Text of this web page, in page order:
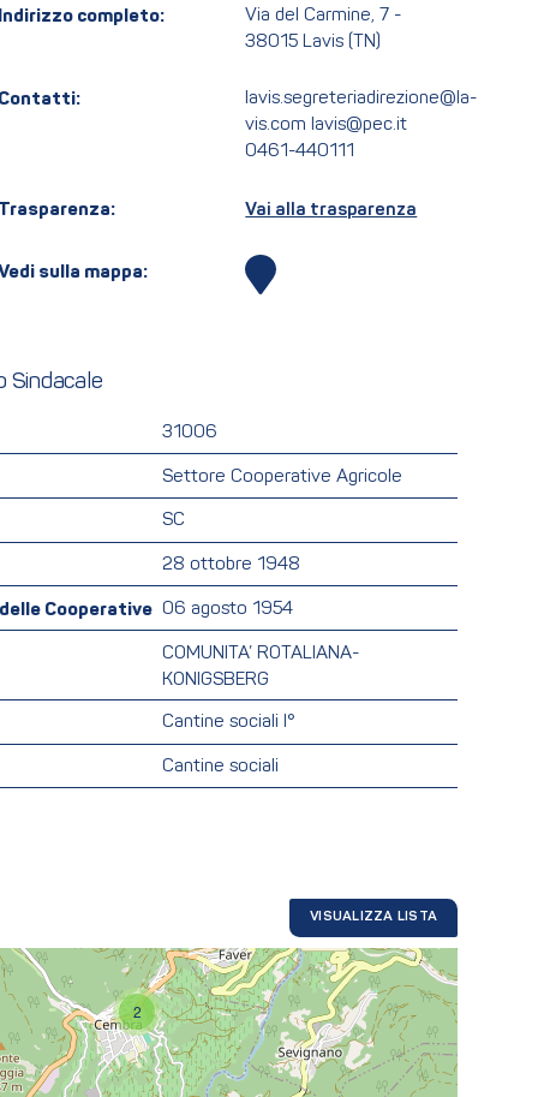
Indirizzo completo:
Via del Carmine, 7 -
38015 Lavis (TN)
Contatti:
lavis.segreteriadirezione@la-
vis.com lavis@pec.it
0461-440111
Trasparenza: Vai alla trasparenza
sulla mappa:
Sindacale
31006
Settore Cooperative Agricole
SC
28 ottobre 1948
Cooperative 06 agosto 1954
COMUNITA’ ROTALIANA-
KONIGSBERG
Cantine sociali I°
Cantine sociali
VISUALIZZA LISTA
2